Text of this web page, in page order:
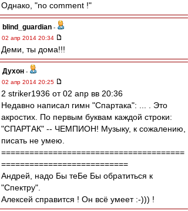
Однако, "no comment !"
blind_guardian -
02 апр 2014 20:34
Деми, ты дома!!!
Духон -
02 апр 2014 20:25
2 striker1936 от 02 апр вв 20:36
Недавно написал гимн "Спартака": ... . Это
акростих. По первым буквам каждой строки:
"СПАРТАК" -- ЧЕМПИОН! Музыку, к сожалению,
писать не умею.
=======================================
===========================
Андрей, надо Бы теБе Бы обратиться к
"Спектру".
Алексей справится ! Он всё умеет :-))) !